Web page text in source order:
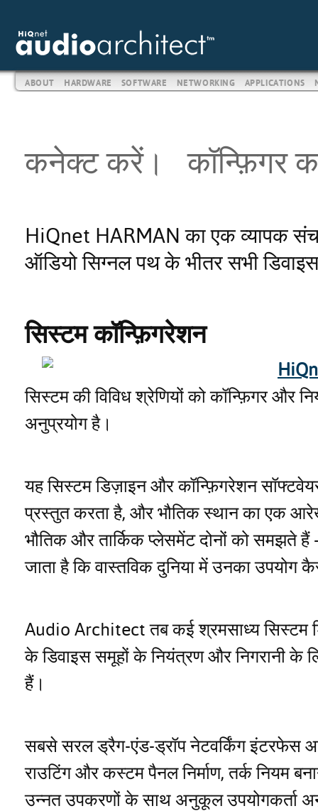
ABOUT HARDWARE SOFTWARE NETWORKING APPLICATIONS
कनेक्ट करें। कॉन्फ़िगर
HiQnet HARMAN का एक व्यापक
ऑडियो सिग्नल पथ के भीतर सभी
सिस्टम कॉन्फ़िगरेशन
सिस्टम की विविध श्रेणियों को कॉन्फ़िगर और
अनुप्रयोग है।
यह सिस्टम डिज़ाइन और कॉन्फ़िगरेशन
प्रस्तुत करता है, और भौतिक स्थान का एक
भौतिक और तार्किक प्लेसमेंट दोनों को समझते
जाता है कि वास्तविक दुनिया में उनका उपयोग
Audio Architect तब कई श्रमसाध्य सिस्टम
के डिवाइस समूहों के नियंत्रण और निगरानी के
हैं।
सबसे सरल ड्रैग-एंड-ड्रॉप नेटवर्किंग इंटरफेस
राउटिंग और कस्टम पैनल निर्माण, तर्क नियम
उन्नत उपकरणों के साथ अनुकूल उपयोगकर्ता